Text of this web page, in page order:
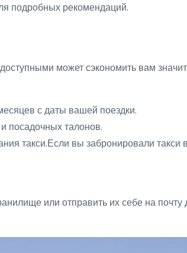
подробных рекомендаций.
может сэкономить вам
с даты вашей поездки.
посадочных талонов.
такси.Если вы забронировали такси
или отправить их себе на